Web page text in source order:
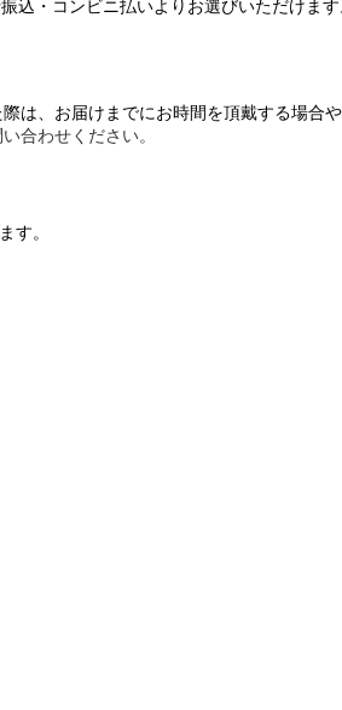
込・コンビニ払いよりお選びいただけます
は、お届けまでにお時間を頂戴する場合
合わせください。
す。